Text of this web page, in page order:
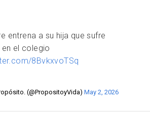
entrena a su hija que sufre
en el colegio
8BvkxvoTSq
(@PropositoyVida) May 2, 2026